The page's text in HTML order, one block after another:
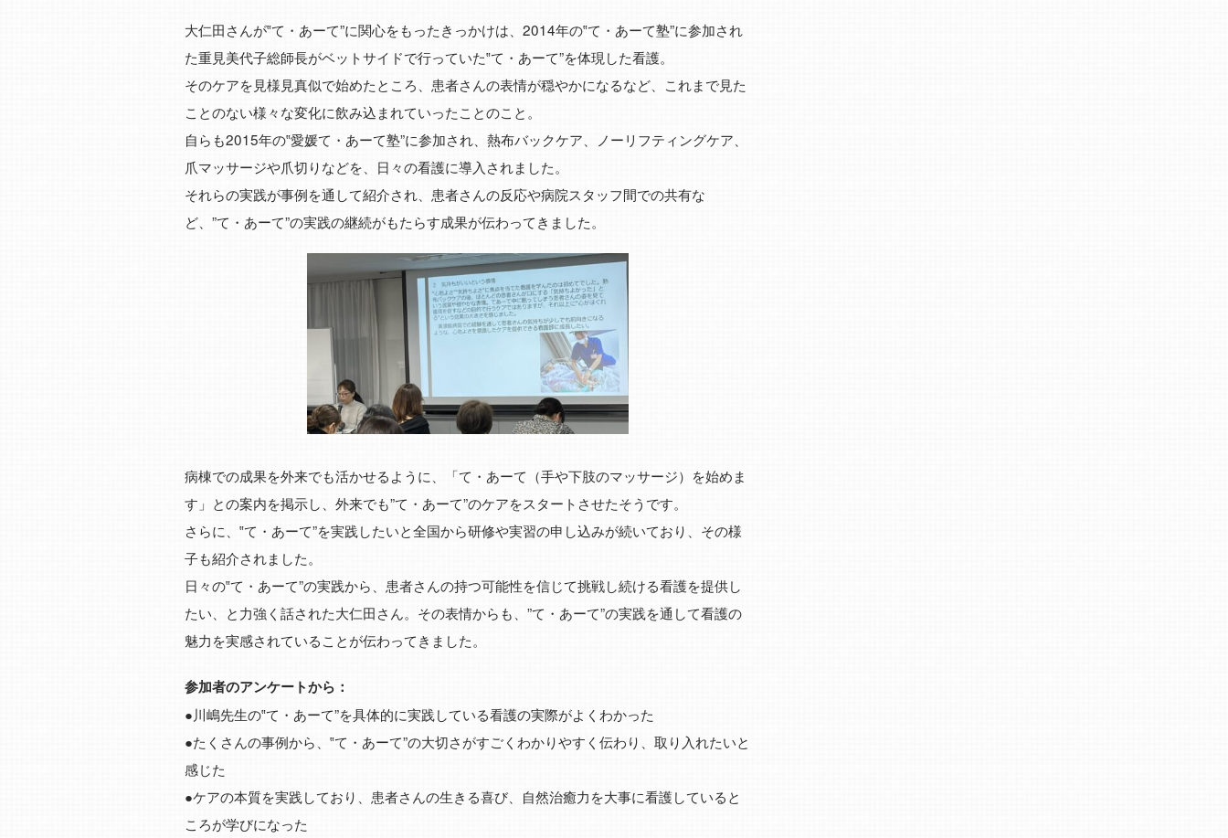
大仁田さんが‟て・あーて”に関心をもったきっかけは、2014年の‟て・あーて塾”に参加され
た重見美代子総師長がベットサイドで行っていた‟て・あーて”を体現した看護。
そのケアを見様見真似で始めたところ、患者さんの表情が穏やかになるなど、これまで見た
ことのない様々な変化に飲み込まれていったことのこと。
自らも2015年の‟愛媛て・あーて塾”に参加され、熱布バックケア、ノーリフティングケア、
爪マッサージや爪切りなどを、日々の看護に導入されました。
それらの実践が事例を通して紹介され、患者さんの反応や病院スタッフ間での共有な
ど、”て・あーて”の実践の継続がもたらす成果が伝わってきました。
病棟での成果を外来でも活かせるように、「て・あーて（手や下肢のマッサージ）を始めま
す」との案内を掲示し、外来でも”て・あーて”のケアをスタートさせたそうです。
さらに、‟て・あーて”を実践したいと全国から研修や実習の申し込みが続いており、その様
子も紹介されました。
日々の‟て・あーて”の実践から、患者さんの持つ可能性を信じて挑戦し続ける看護を提供し
たい、と力強く話された大仁田さん。その表情からも、”て・あーて”の実践を通して看護の
魅力を実感されていることが伝わってきました。
参加者のアンケートから：
●川嶋先生の‟て・あーて”を具体的に実践している看護の実際がよくわかった
●たくさんの事例から、‟て・あーて”の大切さがすごくわかりやすく伝わり、取り入れたいと
感じた
●ケアの本質を実践しており、患者さんの生きる喜び、自然治癒力を大事に看護していると
ころが学びになった